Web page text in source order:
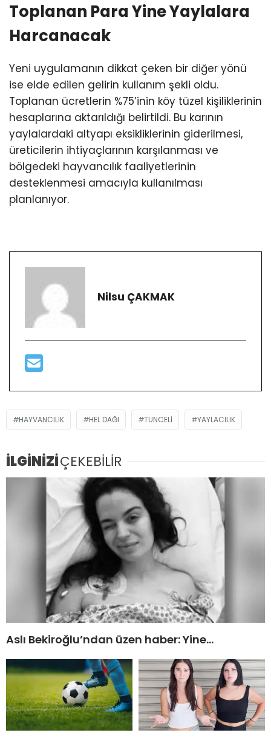
Toplanan Para Yine Yaylalara
Harcanacak
Yeni uygulamanın dikkat çeken bir diğer yönü
ise elde edilen gelirin kullanım şekli oldu.
Toplanan ücretlerin %75’inin köy tüzel kişiliklerinin
hesaplarına aktarıldığı belirtildi. Bu karının
yaylalardaki altyapı eksikliklerinin giderilmesi,
üreticilerin ihtiyaçlarının karşılanması ve
bölgedeki hayvancılık faaliyetlerinin
desteklenmesi amacıyla kullanılması
planlanıyor.
Nilsu ÇAKMAK
HAYVANCILIK HEL DAĞI TUNCELI YAYLACILIK
İLGİNİZİÇEKEBİLİR
Aslı Bekiroğlu’ndan üzen haber: Yine…